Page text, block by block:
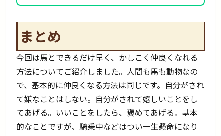
まとめ
今回は馬とできるだけ早く、かしこく仲良くなれる
方法についてご紹介しました。人間も馬も動物なの
で、基本的に仲良くなる方法は同じです。自分がされ
て嫌なことはしない。自分がされて嬉しいことをし
てあげる。いいことをしたら、褒めてあげる。基本
的なことですが、騎乗中などはつい一生懸命になり